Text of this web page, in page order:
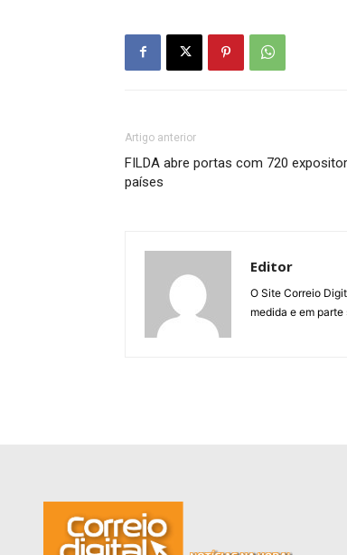
Artigo anterior
FILDA abre portas com 720
países
Editor
O Site Correio
medida e em